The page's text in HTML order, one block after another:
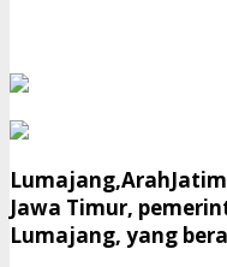
Jawa Timur,
Lumajang, yang